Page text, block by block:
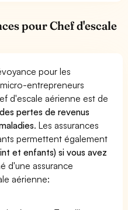
pour Chef d'escale
pour les
entrepreneurs
d'escale aérienne est de
pertes de revenus
. Les assurances
permettent également
et enfants) si vous avez
d'une assurance
aérienne: